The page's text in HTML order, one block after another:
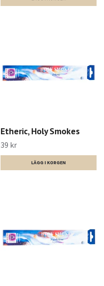
Etheric, Holy Smokes
39 kr